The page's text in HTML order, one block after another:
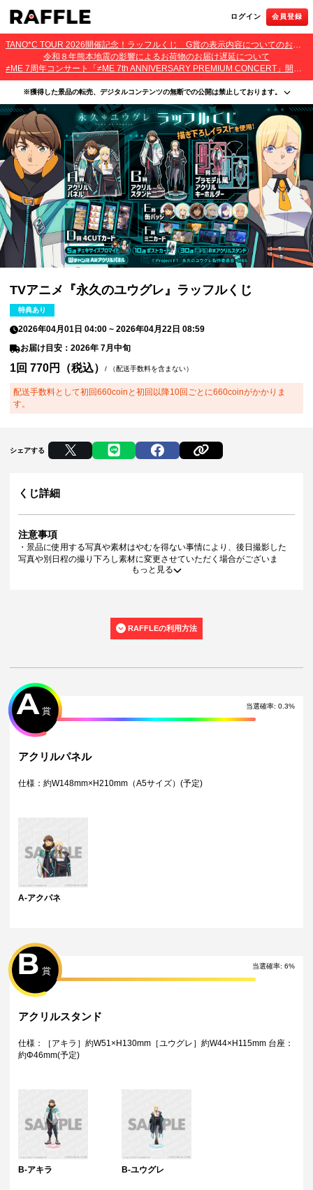
ログイン 会員登録
TANO*C TOUR 2026開催記念！ラッフルくじ G賞の表示内容についてのお詫びとご報告
令和８年熊本地震の影響によるお荷物のお届け遅延について
≠ME 7周年コンサート「≠ME 7th ANNIVERSARY PREMIUM CONCERT」開催記念ラッフルくじ 景品お届け遅延のお詫びとご案内
※獲得した景品の転売、デジタルコンテンツの無断での公開は禁止しております。
・本サービスで獲得された景品をオークション等へ出品する行為、その他営利目的での転売行
為は禁止しております。
・本サービスで獲得された動画･画像･ボイス等のデジタルコンテンツは、出品者が著作権を有
しております。無断でのSNS等での公開、譲渡、その他著作権を侵害する行為は禁止しており
ます。
・当選権利は当選者ご本人のみ有効となります。当選権利の譲渡、オークション等への出品、
その他営利目的での転売は禁止しております。
TVアニメ『永久のユウグレ』ラッフルくじ
特典あり
2026年04月01日 04:00 ~2026年04月22日 08:59
お届け目安：2026年 7月中旬
1回 770円（税込）/ （配送手数料を含まない）
配送手数料として初回660coinと初回以降10回ごとに660coinがかかりま
す。
シェアする
くじ詳細
注意事項
・景品に使用する写真や素材はやむを得ない事情により、後日撮影した
写真や別日程の撮り下ろし素材に変更させていただく場合がございま
・くじご利用後のお客様都合での景品のキャンセル・返品・交換はいた
到着に関する対応は原則いたしかねます。
他営利目的での転売行為は禁止しております。
・本サービスで獲得された動画･画像･ボイス等のデジタルコンテンツ
は、出品者が著作権を有しております。無断でのSNS等での公開、譲
渡、その他著作権を侵害する行為は禁止しております。
・当選権利は当選者ご本人のみ有効となります。当選権利の譲渡、オー
・運営様の都合により、一部サイン入り景品がご用意ができなくなる場
可能性がございます。（該当者には別途メールにてご連絡させていただ
ん。
・一部の景品は希望景品の選択や希望の宛名を入力（オプション登録）
する必要がございます。期限内に登録いただけなかった場合、ご希望の
景品や宛名以外でのお届けとなる可能性がございます。
配送について
・弊社指定の配送業者から発送させていただくため、配送業者および配
送方法はお選びいただくことができません。
・海外への配送は対応しておりません。
特典について
が表示されているボタンを選択の上でくじ引きを行ってください。
注意ください。
Wチャンス賞について
に関わらず権利保有者全員に結果をお知らせします。（原則として期間
終了後の翌日12時以降に通知します）
・Wチャンス賞のチャレンジには初回のみアンケートへのご回答が必須と
なります。
もっと見る
RAFFLEの利用方法
当選確率: 0.3%
A 賞
アクリルパネル
仕様：約W148mm×H210mm（A5サイズ）(予定)
A-アクパネ
当選確率: 6%
B 賞
アクリルスタンド
仕様：［アキラ］約W51×H130mm［ユウグレ］約W44×H115mm 台座：
約Φ46mm(予定)
B-アキラ B-ユウグレ